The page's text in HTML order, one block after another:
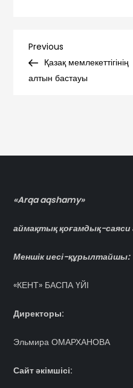
Навигация
по
Previous
Post
Previous
Қазақ мемлекеттігінің
алтын бастауы
«Arqa aqshamy»
аймақтық қоғамдық-саяси
Меншік иесі-құрылтайшы:
«КЕНТ» БАСПА ҮЙІ
Директоры:
Эльмира ОМАРХАНОВА
Сайт әкімшісі: